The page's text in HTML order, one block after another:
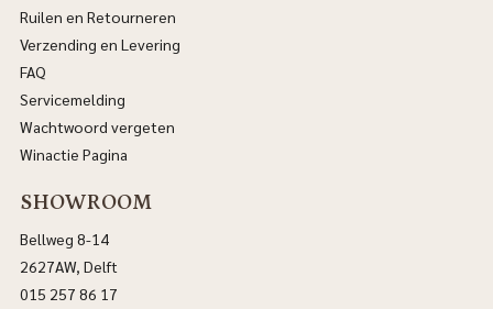
Ruilen en Retourneren
Verzending en Levering
FAQ
Servicemelding
Wachtwoord vergeten
Winactie Pagina
SHOWROOM
Bellweg 8-14
2627AW, Delft
015 257 86 17